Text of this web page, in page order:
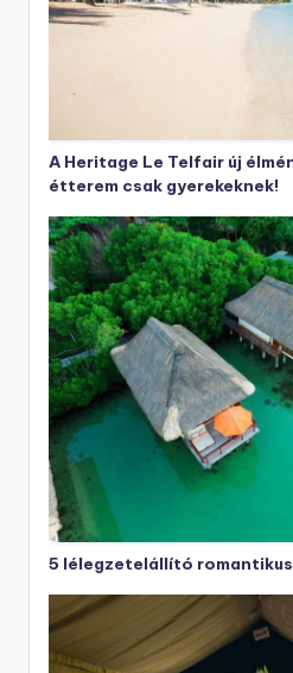
A Heritage Le Telfair új
étterem csak gyerekeknek!
5 lélegzetelállító